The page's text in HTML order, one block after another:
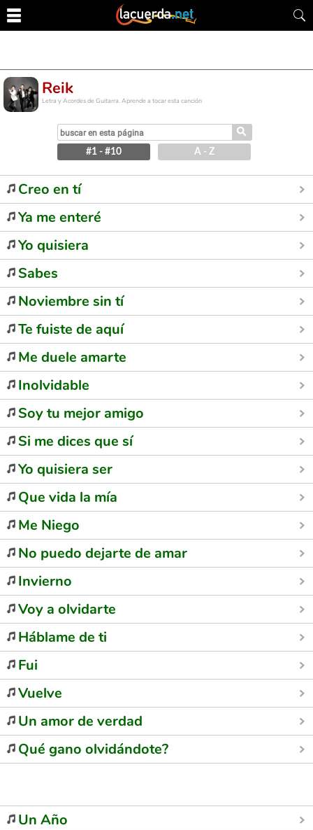
Reik
Letra y Acordes de Guitarra. Aprende a tocar esta canción
⚲
#1 - #10 A - Z
Creo en tí
Ya me enteré
Yo quisiera
Sabes
Noviembre sin tí
Te fuiste de aquí
Me duele amarte
Inolvidable
Soy tu mejor amigo
Si me dices que sí
Yo quisiera ser
Que vida la mía
Me Niego
No puedo dejarte de amar
Invierno
Voy a olvidarte
Háblame de ti
Fui
Vuelve
Un amor de verdad
Qué gano olvidándote?
Un Año